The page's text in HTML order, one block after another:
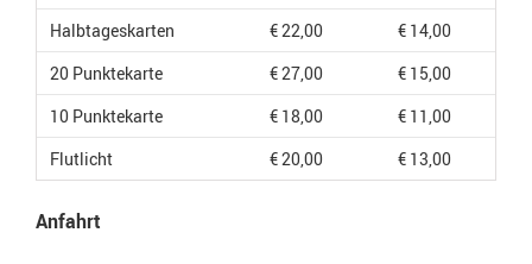
Halbtageskarten
€ 22,00
€ 14,00
20 Punktekarte
€ 27,00
€ 15,00
10 Punktekarte
€ 18,00
€ 11,00
Flutlicht
€ 20,00 € 13,00
Anfahrt